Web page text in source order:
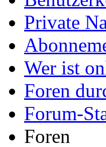
Private
Wer ist
Foren
Forum-
Foren